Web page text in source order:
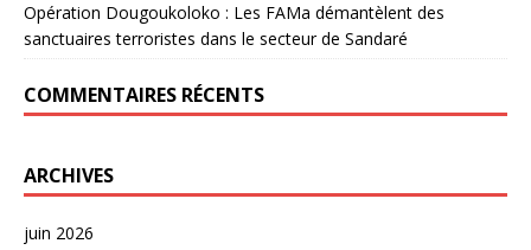
Opération Dougoukoloko : Les FAMa démantèlent des
sanctuaires terroristes dans le secteur de Sandaré
COMMENTAIRES RÉCENTS
ARCHIVES
juin 2026